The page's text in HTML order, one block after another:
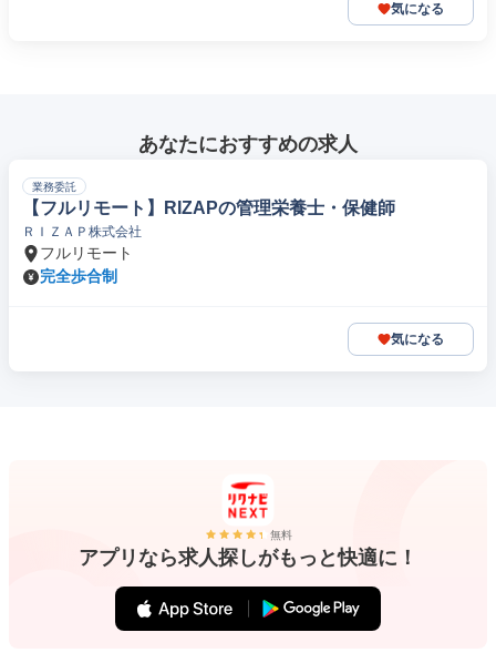
気になる
あなたにおすすめの求人
業務委託
【フルリモート】RIZAPの管理栄養士・保健師
ＲＩＺＡＰ株式会社
フルリモート
完全歩合制
気になる
無料
アプリなら求人探しがもっと快適に！